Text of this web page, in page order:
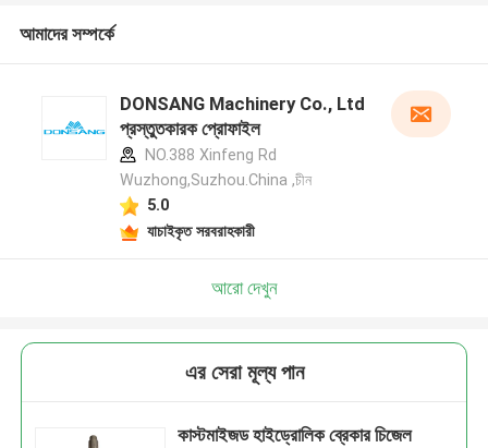
আমাদের সম্পর্কে
DONSANG Machinery Co., Ltd
প্রস্তুতকারক প্রোফাইল
NO.388 Xinfeng Rd
Wuzhong,Suzhou.China ,চীন
5.0
যাচাইকৃত সরবরাহকারী
আরো দেখুন
এর সেরা মূল্য পান
কাস্টমাইজড হাইড্রোলিক ব্রেকার চিজেল